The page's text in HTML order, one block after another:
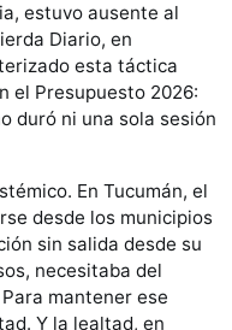
estuvo ausente al
Diario, en
esta táctica
el Presupuesto 2026:
duró ni una sola sesión
En Tucumán, el
desde los municipios
sin salida desde su
necesitaba del
mantener ese
Y la lealtad, en